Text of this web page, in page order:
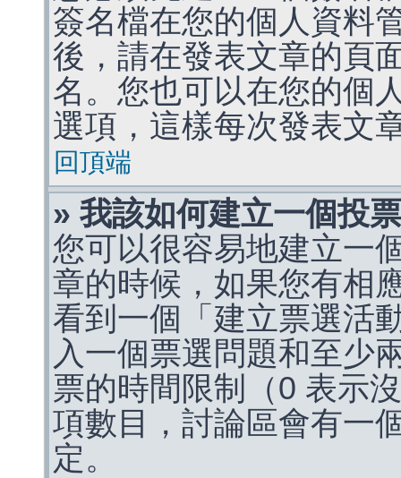
簽名檔在您的個人資料
後，請在發表文章的頁
名。您也可以在您的個
選項，這樣每次發表文
回頂端
» 我該如何建立一個投
您可以很容易地建立一
章的時候，如果您有相
看到一個「建立票選活
入一個票選問題和至少
票的時間限制（0 表示
項數目，討論區會有一
定。